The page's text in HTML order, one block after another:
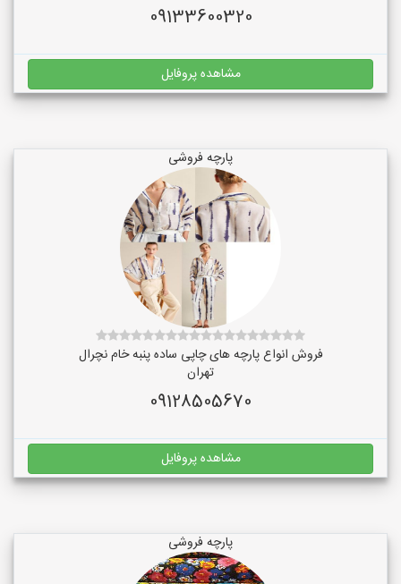
09133600320
مشاهده پروفایل
پارچه فروشی
فروش انواع پارچه های چاپی ساده پنبه خام نچرال
تهران
09128505670
مشاهده پروفایل
پارچه فروشی